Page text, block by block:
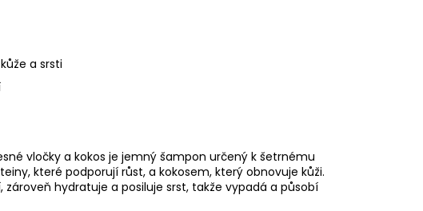
a srsti
vločky a kokos je jemný šampon určený k šetrnému
které podporují růst, a kokosem, který obnovuje kůži.
hydratuje a posiluje srst, takže vypadá a působí